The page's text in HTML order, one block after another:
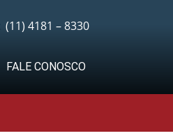
(11) 4181 – 8330
FALE CONOSCO